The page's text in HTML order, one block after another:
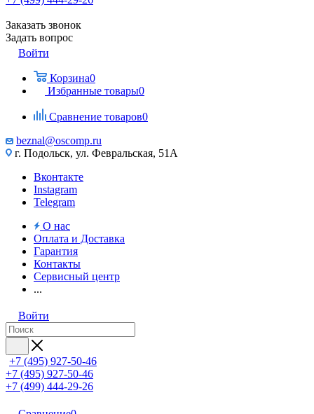
Заказать звонок
Задать вопрос
Войти
Корзина0
Избранные товары0
Сравнение товаров0
beznal@oscomp.ru
г. Подольск, ул. Февральская, 51А
Вконтакте
Instagram
Telegram
О нас
Оплата и Доставка
Гарантия
Контакты
Сервисный центр
...
Войти
+7 (495) 927-50-46
+7 (495) 927-50-46
+7 (499) 444-29-26